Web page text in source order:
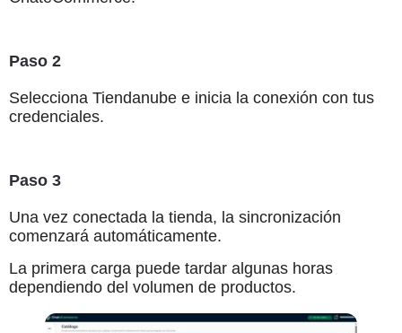
Paso 2
Selecciona Tiendanube e inicia la conexión con tus
credenciales.
Paso 3
Una vez conectada la tienda, la sincronización
comenzará automáticamente.
La primera carga puede tardar algunas horas
dependiendo del volumen de productos.